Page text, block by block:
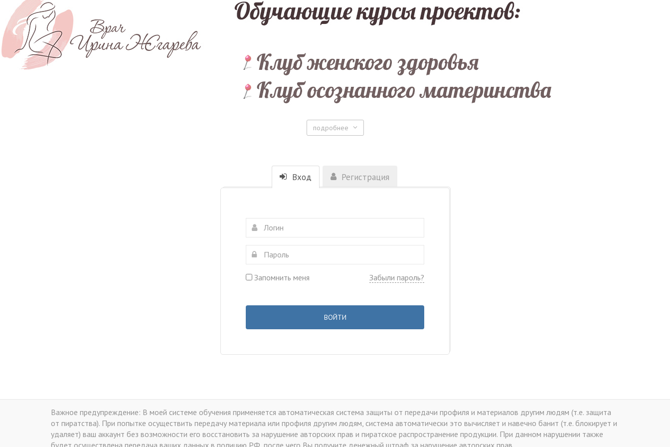
подробнее
Вход Регистрация
Запомнить меня Забыли пароль?
ВОЙТИ
Важное предупреждение: В моей системе обучения применяется автоматическая система защиты от передачи профиля и материалов другим людям (т.е. защита
от пиратства). При попытке осуществить передачу материала или профиля другим людям, система автоматически это вычисляет и навечно банит (т.е. блокирует и
удаляет) ваш аккаунт без возможности его восстановить за нарушение авторских прав и пиратское распространение продукции. При данном нарушении также
будет осуществлена передача ваших данных в полицию РФ, после чего Вы получите денежный штраф за нарушение авторских прав.